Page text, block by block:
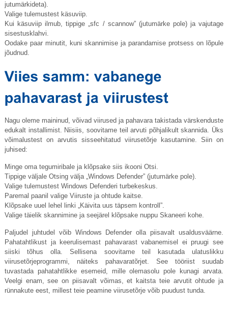
jutumärkideta).
Valige tulemustest käsuviip.
Kui käsuviip ilmub, tippige „sfc / scannow” (jutumärke pole) ja vajutage
sisestusklahvi.
Oodake paar minutit, kuni skannimise ja parandamise protsess on lõpule
jõudnud.
Nagu oleme maininud, võivad viirused ja pahavara takistada värskenduste
edukalt installimist. Niisiis, soovitame teil arvuti põhjalikult skannida. Üks
võimalustest on arvutis sisseehitatud viirusetõrje kasutamine. Siin on
juhised:
Minge oma tegumiribale ja klõpsake siis ikooni Otsi.
Tippige väljale Otsing välja „Windows Defender” (jutumärke pole).
Valige tulemustest Windows Defenderi turbekeskus.
Paremal paanil valige Viiruste ja ohtude kaitse.
Klõpsake uuel lehel linki „Käivita uus täpsem kontroll”.
Valige täielik skannimine ja seejärel klõpsake nuppu Skaneeri kohe.
Paljudel juhtudel võib Windows Defender olla piisavalt usaldusväärne.
Pahatahtlikust ja keerulisemast pahavarast vabanemisel ei pruugi see
siiski tõhus olla. Sellisena soovitame teil kasutada ulatuslikku
viirusetõrjeprogrammi, näiteks pahavaratõrjet. See tööriist suudab
tuvastada pahatahtlikke esemeid, mille olemasolu pole kunagi arvata.
Veelgi enam, see on piisavalt võimas, et kaitsta teie arvutit ohtude ja
rünnakute eest, millest teie peamine viirusetõrje võib puudust tunda.